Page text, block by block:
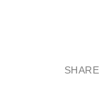
SHARE